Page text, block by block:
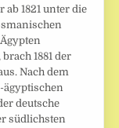
ab 1821 unter die
1881 der
Nach dem
ägyptischen
deutsche
südlichsten